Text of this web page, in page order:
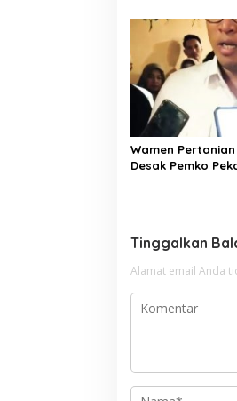
Sumut Diminta
Wamen
Desak Pemko
Tinggalkan
Alamat email Anda